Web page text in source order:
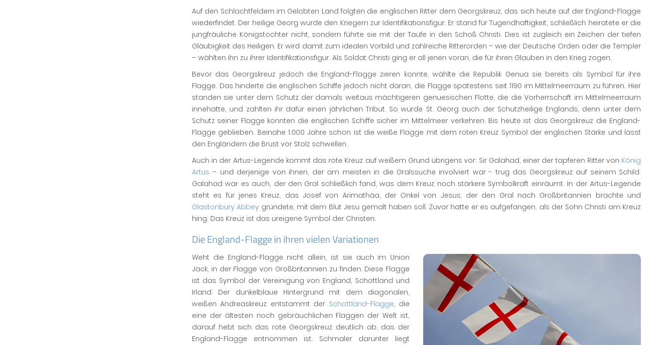
Auf den Schlachtfeldern im Gelobten Land folgten die englischen Ritter dem Georgskreuz, das sich heute auf der England-Flagge
wiederfindet. Der heilige Georg wurde den Kriegern zur Identifikationsfigur. Er stand für Tugendhaftigkeit, schließlich heiratete er die
jungfräuliche Königstochter nicht, sondern führte sie mit der Taufe in den Schoß Christi. Dies ist zugleich ein Zeichen der tiefen
Gläubigkeit des Heiligen. Er wird damit zum idealen Vorbild und zahlreiche Ritterorden – wie der Deutsche Orden oder die Templer
– wählten ihn zu ihrer Identifikationsfigur. Als Soldat Christi ging er all jenen voran, die für ihren Glauben in den Krieg zogen.
Bevor das Georgskreuz jedoch die England-Flagge zieren konnte, wählte die Republik Genua sie bereits als Symbol für ihre
Flagge. Das hinderte die englischen Schiffe jedoch nicht daran, die Flagge spätestens seit 1190 im Mittelmeerraum zu führen. Hier
standen sie unter dem Schutz der damals weitaus mächtigeren genuesischen Flotte, die die Vorherrschaft im Mittelmeerraum
innehatte, und zahlten ihr dafür einen jährlichen Tribut. So wurde St. Georg auch der Schutzheilige Englands, denn unter dem
Schutz seiner Flagge konnten die englischen Schiffe sicher im Mittelmeer verkehren. Bis heute ist das Georgskreuz die England-
Flagge geblieben. Beinahe 1.000 Jahre schon ist die weiße Flagge mit dem roten Kreuz Symbol der englischen Stärke und lässt
den Engländern die Brust vor Stolz schwellen.
Auch in der Artus-Legende kommt das rote Kreuz auf weißem Grund übrigens vor: Sir Galahad, einer der tapferen Ritter von König
Artus – und derjenige von ihnen, der am meisten in die Gralssuche involviert war - trug das Georgskreuz auf seinem Schild.
Galahad war es auch, der den Gral schließlich fand, was dem Kreuz noch stärkere Symbolkraft einräumt. In der Artus-Legende
steht es für jenes Kreuz, das Josef von Arimathäa, der Onkel von Jesus, der den Gral nach Großbritannien brachte und
Glastonbury Abbey gründete, mit dem Blut Jesu gemalt haben soll. Zuvor hatte er es aufgefangen, als der Sohn Christi am Kreuz
hing. Das Kreuz ist das ureigene Symbol der Christen.
Die England-Flagge in ihren vielen Variationen
Weht die England-Flagge nicht allein, ist sie auch im Union
Jack, in der Flagge von Großbritannien zu finden. Diese Flagge
ist das Symbol der Vereinigung von England, Schottland und
Irland: Der dunkelblaue Hintergrund mit dem diagonalen,
weißen Andreaskreuz entstammt der Schottland-Flagge, die
eine der ältesten noch gebräuchlichen Flaggen der Welt ist,
darauf hebt sich das rote Georgskreuz deutlich ab, das der
England-Flagge entnommen ist. Schmaler darunter liegt